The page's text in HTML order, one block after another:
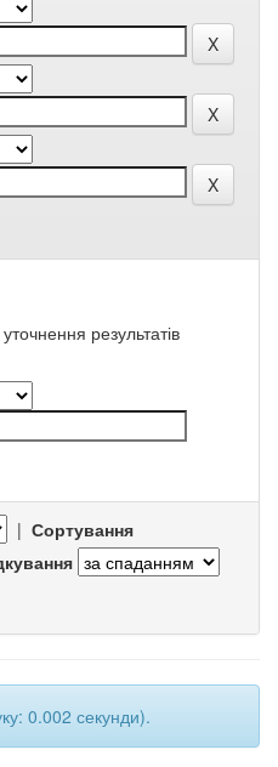
результатів
| Сортування
0.002 секунди).